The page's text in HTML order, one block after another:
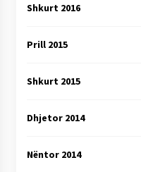
Shkurt 2016
Prill 2015
Shkurt 2015
Dhjetor 2014
Nëntor 2014